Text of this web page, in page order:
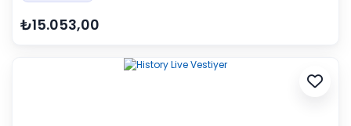
₺15.053,00